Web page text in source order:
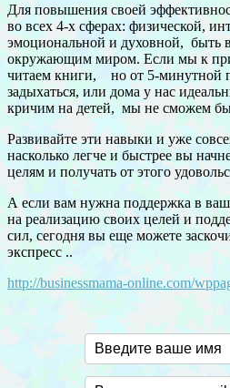
Для повышения своей
во всех 4-х сферах: физической,
эмоциональной и духовной, быть
окружающим миром. Если мы к
читаем книги, но от 5-минутной
задыхаться, или дома у нас
кричим на детей, мы не сможем
Развивайте эти навыки и уже
насколько легче и быстрее вы
целям и получать от этого
А если вам нужна поддержка в
на реализацию своих целей и
сил, сегодня вы еще можете
экспресс ..
http://businessmama-online.com/